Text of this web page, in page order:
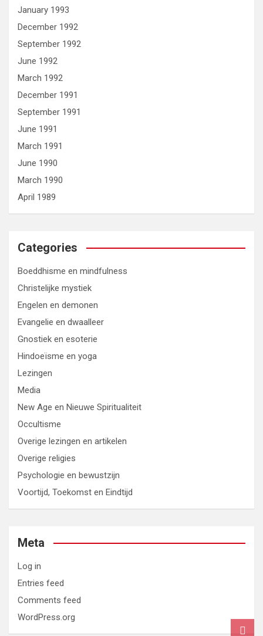
January 1993
December 1992
September 1992
June 1992
March 1992
December 1991
September 1991
June 1991
March 1991
June 1990
March 1990
April 1989
Categories
Boeddhisme en mindfulness
Christelijke mystiek
Engelen en demonen
Evangelie en dwaalleer
Gnostiek en esoterie
Hindoeïsme en yoga
Lezingen
Media
New Age en Nieuwe Spiritualiteit
Occultisme
Overige lezingen en artikelen
Overige religies
Psychologie en bewustzijn
Voortijd, Toekomst en Eindtijd
Meta
Log in
Entries feed
Comments feed
WordPress.org